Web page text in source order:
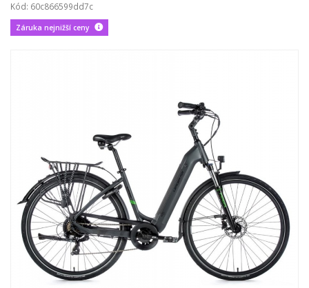
Kód: 60c866599dd7c
Záruka nejnižší ceny